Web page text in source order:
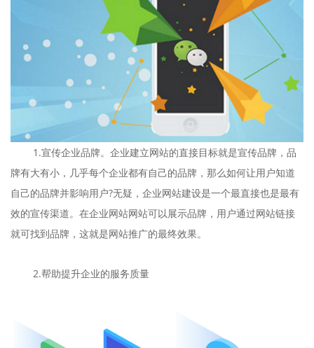
1.宣传企业品牌。企业建立网站的直接目标就是宣传品牌，品
牌有大有小，几乎每个企业都有自己的品牌，那么如何让用户知道
自己的品牌并影响用户?无疑，企业网站建设是一个最直接也是最有
效的宣传渠道。在企业网站网站可以展示品牌，用户通过网站链接
就可找到品牌，这就是网站推广的最终效果。
2.帮助提升企业的服务质量